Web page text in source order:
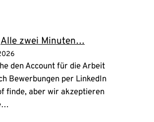
Alle zwei Minuten…
den Account für die Arbeit
Bewerbungen per LinkedIn
finde, aber wir akzeptieren